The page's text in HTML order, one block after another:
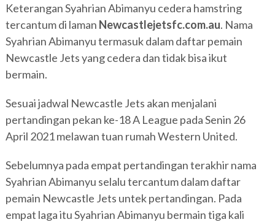
Keterangan Syahrian Abimanyu cedera hamstring
tercantum di laman Newcastlejetsfc.com.au. Nama
Syahrian Abimanyu termasuk dalam daftar pemain
Newcastle Jets yang cedera dan tidak bisa ikut
bermain.
Sesuai jadwal Newcastle Jets akan menjalani
pertandingan pekan ke-18 A League pada Senin 26
April 2021 melawan tuan rumah Western United.
Sebelumnya pada empat pertandingan terakhir nama
Syahrian Abimanyu selalu tercantum dalam daftar
pemain Newcastle Jets untek pertandingan. Pada
empat laga itu Syahrian Abimanyu bermain tiga kali